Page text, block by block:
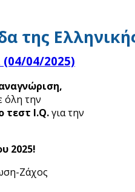
της
04/2025)
όλη την
τεστ I.Q.για την
2025!
Ζάχος